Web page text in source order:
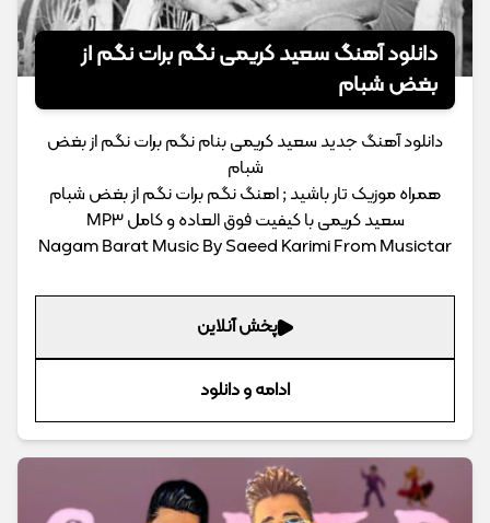
دانلود آهنگ سعید کریمی نگم برات نگم از
بغض شبام
دانلود آهنگ جدید سعید کریمی بنام نگم برات نگم از بغض
شبام
همراه موزیک تار باشید ; اهنگ نگم برات نگم از بغض شبام
سعید کریمی با کیفیت فوق العاده و کامل MP3
Nagam Barat Music By Saeed Karimi From Musictar
پخش آنلاین
ادامه و دانلود